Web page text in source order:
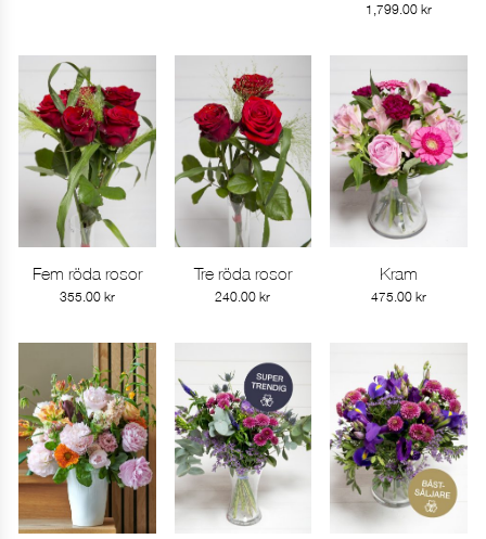
1,799.00kr
Gå till produkt
Fem röda rosor
355.00 kr
Gå till produkt
Tre röda rosor
240.00kr
Gå till produkt
Kram
475.00kr